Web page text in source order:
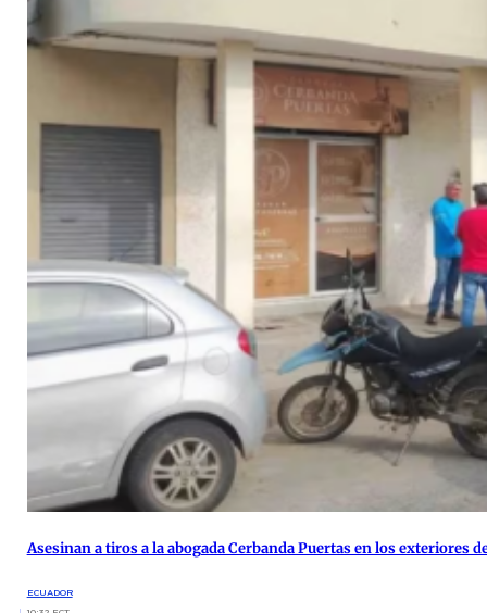
Asesinan a tiros a la abogada Cerbanda Puertas en los exteriores
ECUADOR